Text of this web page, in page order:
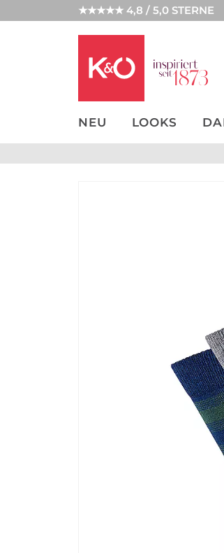
★★★★★ 4,8 / 5,0 STERNE
NEU LOOKS
NEW IN
WEDDING